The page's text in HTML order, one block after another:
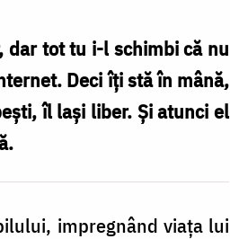
dar tot tu i-l schimbi că nu
Deci îţi stă în mână,
îl laşi liber. Şi atunci el
impregnând viaţa lui